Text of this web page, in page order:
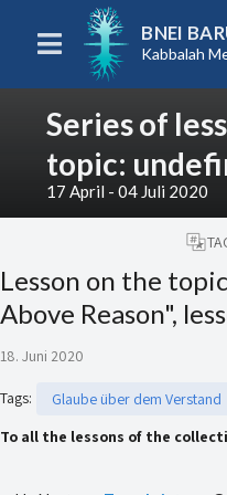
BNEI
Kabbalah
Series of
topic:
17 April - 04 Juli 2020
Lesson on the
Above Reason",
18. Juni 2020
Tags:
Glaube über dem Verstand
To all the lessons of the